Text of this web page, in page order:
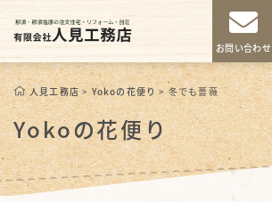
お問い合わせ
人見工務店>Yokoの花便り>冬でも薔薇
Yokoの花便り